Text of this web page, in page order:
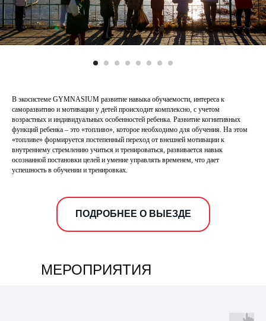
В экосистеме GYMNASIUM развитие навыка обучаемости, интереса к
саморазвитию и мотивации у детей происходит комплексно, с учетом
возрастных и индивидуальных особенностей ребенка. Развитие когнитивных
функций ребенка – это «топливо», которое необходимо для обучения. На этом
«топливе» формируется постепенный переход от внешней мотивации к
внутреннему стремлению учиться и тренироваться, развивается навык
осознанной постановки целей и умение управлять временем, что дает
успешность в обучении и тренировках.
ПОДРОБНЕЕ О ВЫЕЗДЕ
МЕРОПРИЯТИЯ